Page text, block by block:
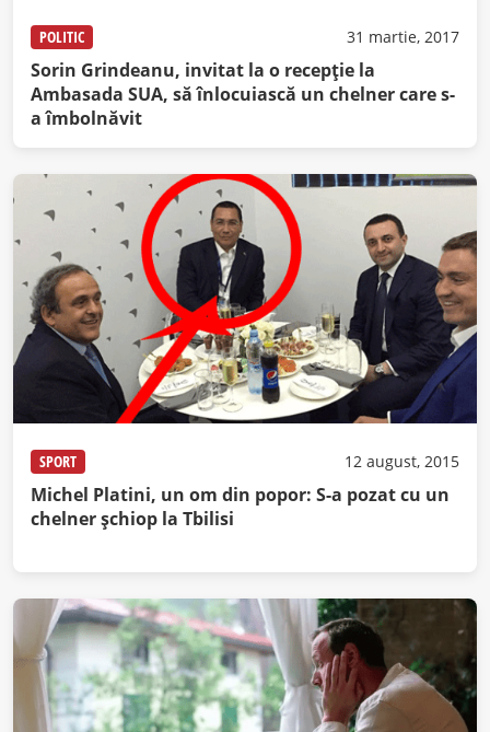
POLITIC 31 martie, 2017
Sorin Grindeanu, invitat la o recepție la
Ambasada SUA, să înlocuiască un chelner care s-
a îmbolnăvit
SPORT 12 august, 2015
Michel Platini, un om din popor: S-a pozat cu un
chelner șchiop la Tbilisi